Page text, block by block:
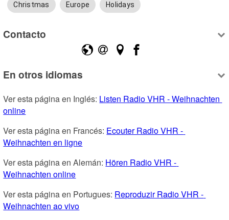
Christmas Europe Holidays
Contacto
En otros idiomas
Ver esta página en Inglés: Listen Radio VHR - Weihnachten
online
Ver esta página en Francés: Ecouter Radio VHR -
Weihnachten en ligne
Ver esta página en Alemán: Hören Radio VHR -
Weihnachten online
Ver esta página en Portugues: Reproduzir Radio VHR -
Weihnachten ao vivo